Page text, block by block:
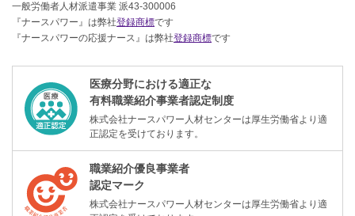
一般労働者人材派遣事業 派43-300006
『ナースパワー』は弊社登録商標です
『ナースパワーの応援ナース』は弊社登録商標です
医療分野における適正な
有料職業紹介事業者認定制度
株式会社ナースパワー人材センターは厚生労働省より適
正認定を受けております。
職業紹介優良事業者
認定マーク
株式会社ナースパワー人材センターは厚生労働省より適